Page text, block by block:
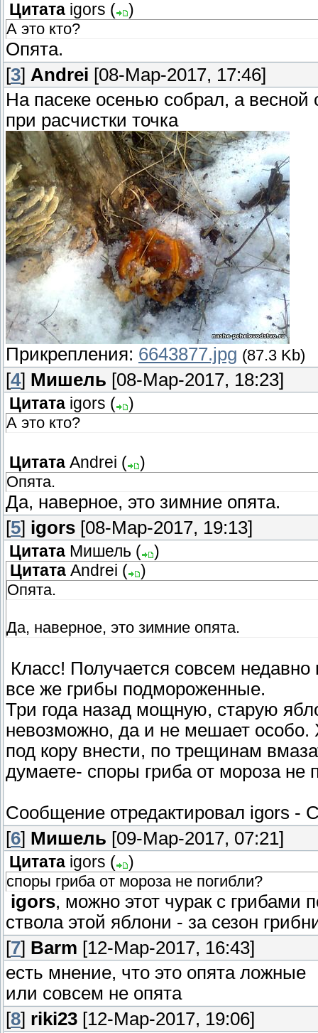
Цитата igors (
)
А это кто?
Опята.
[3] Andrei [08-Мар-2017, 17:46]
На пасеке осенью собрал, а
при расчистки точка
Прикрепления: 6643877.jpg (87.3 Kb)
[4] Мишель [08-Мар-2017, 18:23]
Цитата igors (
)
А это кто?
Цитата Andrei (
)
Опята.
Да, наверное, это зимние опята.
[5] igors [08-Мар-2017, 19:13]
Цитата Мишель (
)
Цитата Andrei (
)
Опята.
Да, наверное, это зимние опята.
Класс! Получается совсем
все же грибы подмороженные.
Три года назад мощную, старую
невозможно, да и не мешает особо.
под кору внести, по трещинам
думаете- споры гриба от мороза не
Сообщение отредактировал igors -
[6] Мишель [09-Мар-2017, 07:21]
Цитата igors (
)
споры гриба от мороза не погибли?
igors, можно этот чурак с грибами
ствола этой яблони - за сезон
[7] Barm [12-Мар-2017, 16:43]
есть мнение, что это опята ложные
или совсем не опята
[8] riki23 [12-Мар-2017, 19:06]